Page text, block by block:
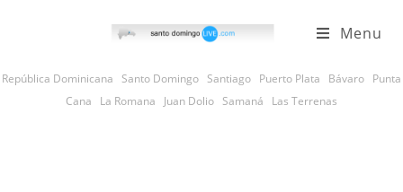
Menu
República Dominicana Santo Domingo Santiago Puerto Plata Bávaro Punta
Cana
La Romana Juan Dolio Samaná Las Terrenas